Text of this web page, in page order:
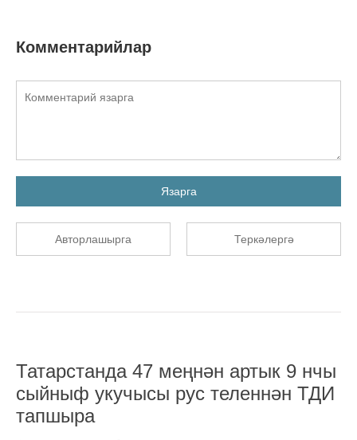
Комментарийлар
Язарга
Авторлашырга Теркәлергә
Татарстанда 47 меңнән артык 9 нчы
сыйныф укучысы рус теленнән ТДИ
тапшыра